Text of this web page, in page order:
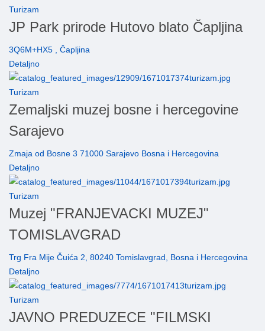
Turizam
JP Park prirode Hutovo blato Čapljina
3Q6M+HX5 , Čapljina
Detaljno
Turizam
Zemaljski muzej bosne i hercegovine
Sarajevo
Zmaja od Bosne 3 71000 Sarajevo Bosna i Hercegovina
Detaljno
Turizam
Muzej "FRANJEVACKI MUZEJ"
TOMISLAVGRAD
Trg Fra Mije Čuića 2, 80240 Tomislavgrad, Bosna i Hercegovina
Detaljno
Turizam
JAVNO PREDUZECE "FILMSKI